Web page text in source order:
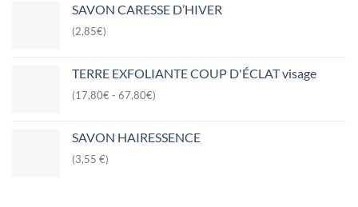
SAVON CARESSE D’HIVER
(2,85€)
TERRE EXFOLIANTE COUP D'ÉCLAT visage
(17,80€ - 67,80€)
SAVON HAIRESSENCE
(3,55 €)